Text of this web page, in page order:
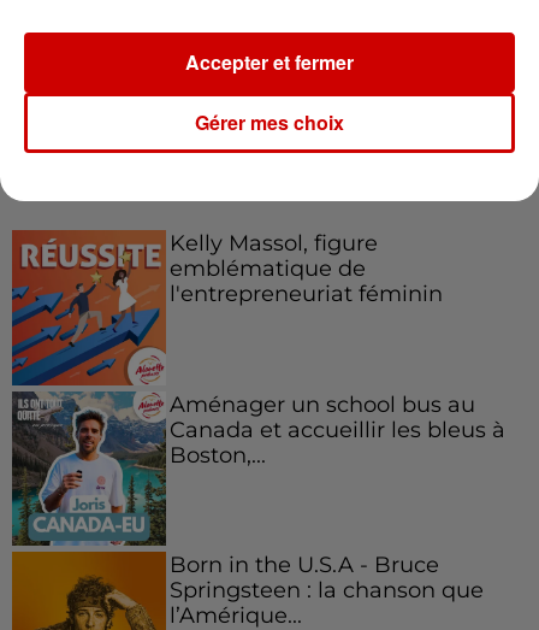
Kelly Massol, figure
emblématique de
l'entrepreneuriat féminin
Aménager un school bus au
Canada et accueillir les bleus à
Boston,...
Born in the U.S.A - Bruce
Springsteen : la chanson que
l’Amérique...
Gérer mes choix
Accepter et fermer